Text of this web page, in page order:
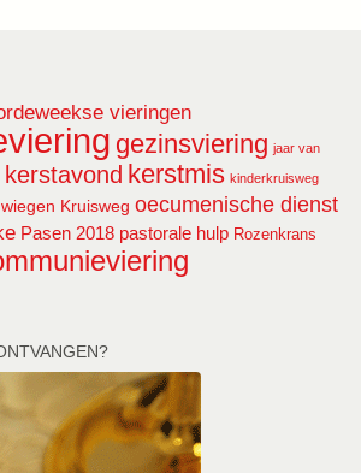
vieringen
gezinsviering jaar van
kerstavond kerstmis kinderkruisweg
Kruisweg oecumenische dienst
Pasen 2018 pastorale hulp Rozenkrans